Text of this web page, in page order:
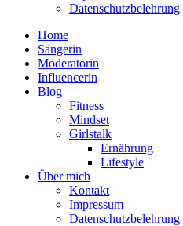
Datenschutzbelehrung
Home
Sängerin
Moderatorin
Influencerin
Blog
Fitness
Mindset
Girlstalk
Ernährung
Lifestyle
Über mich
Kontakt
Impressum
Datenschutzbelehrung